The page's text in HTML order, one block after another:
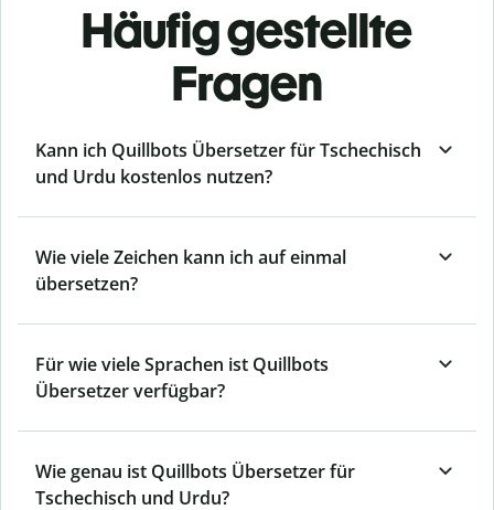
Häufig gestellte
Fragen
Kann ich Quillbots Übersetzer für Tschechisch
und Urdu kostenlos nutzen?
Wie viele Zeichen kann ich auf einmal
übersetzen?
Für wie viele Sprachen ist Quillbots
Übersetzer verfügbar?
Wie genau ist Quillbots Übersetzer für
Tschechisch und Urdu?